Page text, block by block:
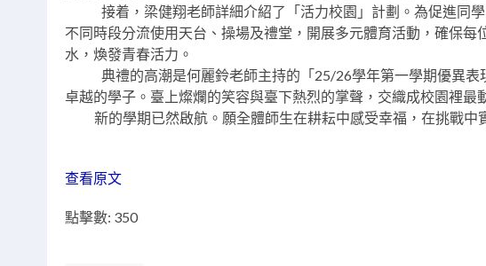
接着，梁健翔老師詳細介紹了「活力校園」計劃。為促進同學
不同時段分流使用天台、操場及禮堂，開展多元體育活動，確保
水，煥發青春活力。
典禮的高潮是何麗鈴老師主持的「25/26學年第一學期優異表
卓越的學子。臺上燦爛的笑容與臺下熱烈的掌聲，交織成校園裡
新的學期已然啟航。願全體師生在耕耘中感受幸福，在挑戰中
查看原文
點擊數: 350